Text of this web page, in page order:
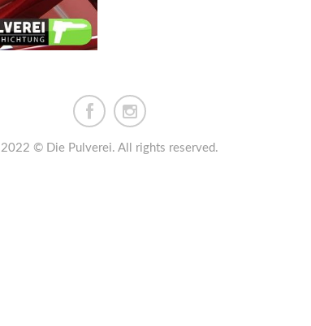
2022 © Die Pulverei. All rights reserved.